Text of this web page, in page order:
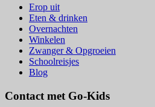
Erop uit
Eten & drinken
Overnachten
Winkelen
Zwanger & Opgroeien
Schoolreisjes
Blog
Contact met Go-Kids